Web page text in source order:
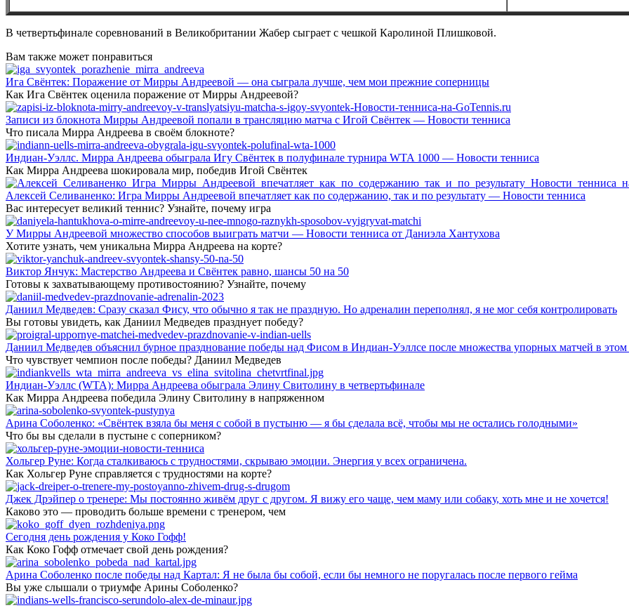
В четвертьфинале соревнований в Великобритании Жабер сыграет с чешкой Каролиной Плишковой.
Вам также может понравиться
Ига Свёнтек: Поражение от Мирры Андреевой — она сыграла лучше, чем мои прежние соперницы
Как Ига Свёнтек оценила поражение от Мирры Андреевой?
Записи из блокнота Мирры Андреевой попали в трансляцию матча с Игой Свёнтек — Новости тенниса
Что писала Мирра Андреева в своём блокноте?
Индиан-Уэллс. Мирра Андреева обыграла Игу Свёнтек в полуфинале турнира WTA 1000 — Новости тенниса
Как Мирра Андреева шокировала мир, победив Игой Свёнтек
Алексей Селиваненко: Игра Мирры Андреевой впечатляет как по содержанию, так и по результату — Новости тенниса
Вас интересует великий теннис? Узнайте, почему игра
У Мирры Андреевой множество способов выиграть матчи — Новости тенниса от Даниэла Хантухова
Хотите узнать, чем уникальна Мирра Андреева на корте?
Виктор Янчук: Мастерство Андреева и Свёнтек равно, шансы 50 на 50
Готовы к захватывающему противостоянию? Узнайте, почему
Даниил Медведев: Сразу сказал Фису, что обычно я так не праздную. Но адреналин переполнял, я не мог себя контролировать
Вы готовы увидеть, как Даниил Медведев празднует победу?
Даниил Медведев объяснил бурное празднование победы над Фисом в Индиан-Уэллсе после множества упорных матчей в этом
Что чувствует чемпион после победы? Даниил Медведев
Индиан-Уэллс (WTA): Мирра Андреева обыграла Элину Свитолину в четвертьфинале
Как Мирра Андреева победила Элину Свитолину в напряженном
Арина Соболенко: «Свёнтек взяла бы меня с собой в пустыню — я бы сделала всё, чтобы мы не остались голодными»
Что бы вы сделали в пустыне с соперником?
Хольгер Руне: Когда сталкиваюсь с трудностями, скрываю эмоции. Энергия у всех ограничена.
Как Хольгер Руне справляется с трудностями на корте?
Джек Дрэйпер о тренере: Мы постоянно живём друг с другом. Я вижу его чаще, чем маму или собаку, хоть мне и не хочется!
Каково это — проводить больше времени с тренером, чем
Сегодня день рождения у Коко Гофф!
Как Коко Гофф отмечает свой день рождения?
Арина Соболенко после победы над Картал: Я не была бы собой, если бы немного не поругалась после первого гейма
Вы уже слышали о триумфе Арины Соболенко?